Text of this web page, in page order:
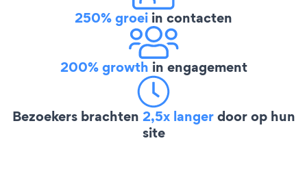
250% groei in contacten
200% growth in engagement
Bezoekers brachten 2,5x langerdoor op hun
site